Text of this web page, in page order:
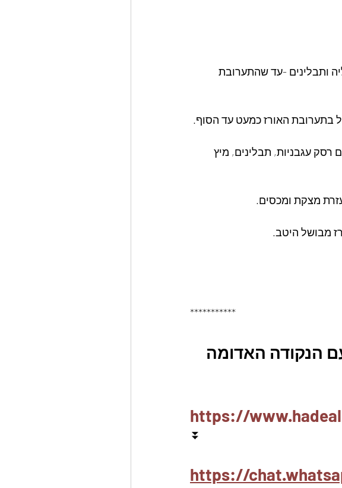
ותבלינים -עד שהתערובת
בתערובת האורז כמעט עד הסוף.
עגבניות, תבלינים, מיץ
מצקת ומכסים.
מבושל היטב.
***********
קוטר: 20, 24, 28 ס"מ. עם הנקודה האדומה
https://
⏬
https://